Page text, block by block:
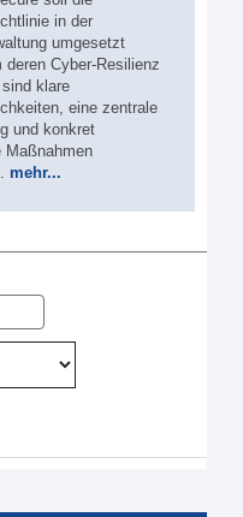
in der
umgesetzt
deren Cyber-Resilienz
klare
eine zentrale
und konkret
Maßnahmen
mehr...